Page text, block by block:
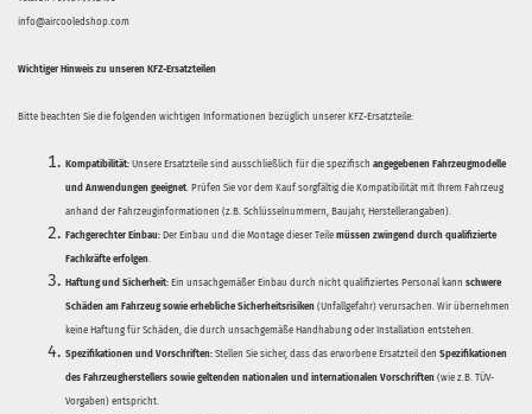
info@aircooledshop.com
Wichtiger Hinweis zu unseren KFZ-Ersatzteilen
Bitte beachten Sie die folgenden wichtigen Informationen bezüglich unserer KFZ-Ersatzteile:
Kompatibilität: Unsere Ersatzteile sind ausschließlich für die spezifisch angegebenen Fahrzeugmodelle
und Anwendungen geeignet. Prüfen Sie vor dem Kauf sorgfältig die Kompatibilität mit Ihrem Fahrzeug
anhand der Fahrzeuginformationen (z.B. Schlüsselnummern, Baujahr, Herstellerangaben).
Fachgerechter Einbau: Der Einbau und die Montage dieser Teile müssen zwingend durch qualifizierte
Fachkräfte erfolgen.
Haftung und Sicherheit: Ein unsachgemäßer Einbau durch nicht qualifiziertes Personal kann schwere
Schäden am Fahrzeug sowie erhebliche Sicherheitsrisiken (Unfallgefahr) verursachen. Wir übernehmen
keine Haftung für Schäden, die durch unsachgemäße Handhabung oder Installation entstehen.
Spezifikationen und Vorschriften: Stellen Sie sicher, dass das erworbene Ersatzteil den Spezifikationen
des Fahrzeugherstellers sowie geltenden nationalen und internationalen Vorschriften (wie z.B. TÜV-
Vorgaben) entspricht.